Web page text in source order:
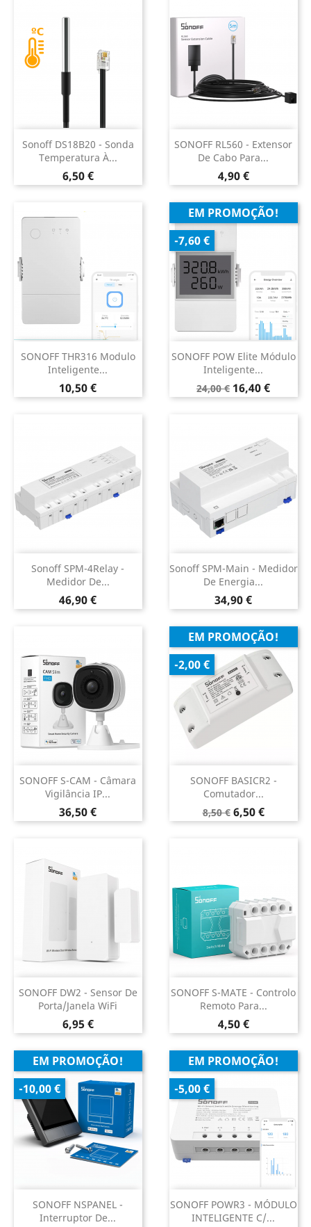
Sonoff DS18B20 - Sonda
Temperatura À...
Preço
6,50 €
SONOFF RL560 - Extensor
De Cabo Para...
Preço
4,90 €
SONOFF THR316 Modulo
Inteligente...
Preço
10,50 €
SONOFF POW Elite Módulo
Inteligente...
Preço
normal
24,00 € Preço
16,40 €
EM PROMOÇÃO!
-7,60 €
Sonoff SPM-4Relay -
Medidor De...
Preço
46,90 €
Sonoff SPM-Main - Medidor
De Energia...
Preço
34,90 €
SONOFF S-CAM - Câmara
Vigilância IP...
Preço
36,50 €
SONOFF BASICR2 -
Comutador...
Preço
normal
8,50 € Preço
6,50 €
EM PROMOÇÃO!
-2,00 €
SONOFF DW2 - Sensor De
Porta/Janela WiFi
Preço
6,95 €
SONOFF S-MATE - Controlo
Remoto Para...
Preço
4,50 €
SONOFF NSPANEL -
Interruptor De...
EM PROMOÇÃO!
-10,00 €
SONOFF POWR3 - MÓDULO
INTELIGENTE C/...
EM PROMOÇÃO!
-5,00 €